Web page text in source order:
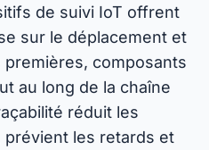
de suivi IoT offrent
sur le déplacement et
premières, composants
au long de la chaîne
réduit les
prévient les retards et